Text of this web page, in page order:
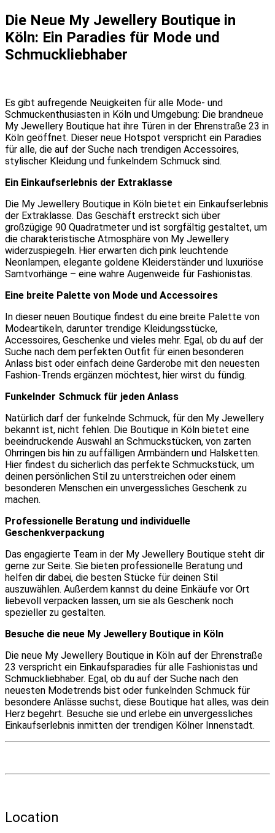
Die Neue My Jewellery Boutique in
Köln: Ein Paradies für Mode und
Schmuckliebhaber
Es gibt aufregende Neuigkeiten für alle Mode- und
Schmuckenthusiasten in Köln und Umgebung: Die brandneue
My Jewellery Boutique hat ihre Türen in der Ehrenstraße 23 in
Köln geöffnet. Dieser neue Hotspot verspricht ein Paradies
für alle, die auf der Suche nach trendigen Accessoires,
stylischer Kleidung und funkelndem Schmuck sind.
Ein Einkaufserlebnis der Extraklasse
Die My Jewellery Boutique in Köln bietet ein Einkaufserlebnis
der Extraklasse. Das Geschäft erstreckt sich über
großzügige 90 Quadratmeter und ist sorgfältig gestaltet, um
die charakteristische Atmosphäre von My Jewellery
widerzuspiegeln. Hier erwarten dich pink leuchtende
Neonlampen, elegante goldene Kleiderständer und luxuriöse
Samtvorhänge – eine wahre Augenweide für Fashionistas.
Eine breite Palette von Mode und Accessoires
In dieser neuen Boutique findest du eine breite Palette von
Modeartikeln, darunter trendige Kleidungsstücke,
Accessoires, Geschenke und vieles mehr. Egal, ob du auf der
Suche nach dem perfekten Outfit für einen besonderen
Anlass bist oder einfach deine Garderobe mit den neuesten
Fashion-Trends ergänzen möchtest, hier wirst du fündig.
Funkelnder Schmuck für jeden Anlass
Natürlich darf der funkelnde Schmuck, für den My Jewellery
bekannt ist, nicht fehlen. Die Boutique in Köln bietet eine
beeindruckende Auswahl an Schmuckstücken, von zarten
Ohrringen bis hin zu auffälligen Armbändern und Halsketten.
Hier findest du sicherlich das perfekte Schmuckstück, um
deinen persönlichen Stil zu unterstreichen oder einem
besonderen Menschen ein unvergessliches Geschenk zu
machen.
Professionelle Beratung und individuelle
Geschenkverpackung
Das engagierte Team in der My Jewellery Boutique steht dir
gerne zur Seite. Sie bieten professionelle Beratung und
helfen dir dabei, die besten Stücke für deinen Stil
auszuwählen. Außerdem kannst du deine Einkäufe vor Ort
liebevoll verpacken lassen, um sie als Geschenk noch
spezieller zu gestalten.
Besuche die neue My Jewellery Boutique in Köln
Die neue My Jewellery Boutique in Köln auf der Ehrenstraße
23 verspricht ein Einkaufsparadies für alle Fashionistas und
Schmuckliebhaber. Egal, ob du auf der Suche nach den
neuesten Modetrends bist oder funkelnden Schmuck für
besondere Anlässe suchst, diese Boutique hat alles, was dein
Herz begehrt. Besuche sie und erlebe ein unvergessliches
Einkaufserlebnis inmitten der trendigen Kölner Innenstadt.
Location